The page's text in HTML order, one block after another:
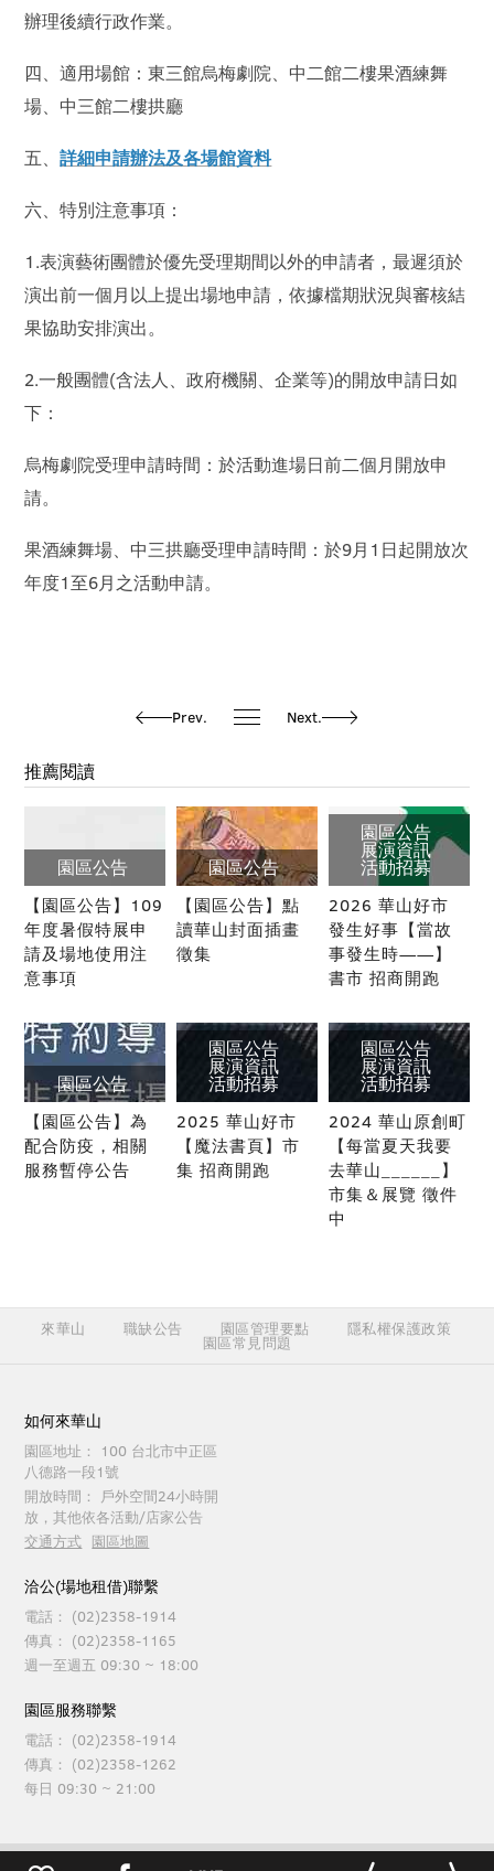
辦理後續行政作業。
四、適用場館：東三館烏梅劇院、中二館二樓果酒練舞
場、中三館二樓拱廳
五、詳細申請辦法及各場館資料
六、特別注意事項：
1.表演藝術團體於優先受理期間以外的申請者，最遲須於
演出前一個月以上提出場地申請，依據檔期狀況與審核結
果協助安排演出。
2.一般團體(含法人、政府機關、企業等)的開放申請日如
下：
烏梅劇院受理申請時間：於活動進場日前二個月開放申
請。
果酒練舞場、中三拱廳受理申請時間：於9月1日起開放次
年度1至6月之活動申請。
Prev. Next.
推薦閱讀
園區公告
【園區公告】109
年度暑假特展申
請及場地使用注
意事項
園區公告
【園區公告】點
讀華山封面插畫
徵集
園區公告
展演資訊
活動招募
2026 華山好市
發生好事【當故
事發生時——】
書市 招商開跑
園區公告
【園區公告】為
配合防疫，相關
服務暫停公告
園區公告
展演資訊
活動招募
2025 華山好市
【魔法書頁】市
集 招商開跑
園區公告
展演資訊
活動招募
2024 華山原創町
【每當夏天我要
去華山______】
市集＆展覽 徵件
中
來華山 職缺公告 園區管理要點 隱私權保護政策
園區常見問題
如何來華山
園區地址：
100 台北市中正區
八德路一段1號
開放時間：
戶外空間24小時開
放，其他依各活動/店家公告
交通方式 園區地圖
洽公(場地租借)聯繫
電話：
(02)2358-1914
傳真：
(02)2358-1165
週一至週五 09:30 ~ 18:00
園區服務聯繫
電話：
(02)2358-1914
傳真：
(02)2358-1262
每日 09:30 ~ 21:00